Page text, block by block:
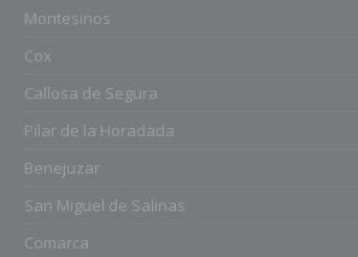
Montesinos
Cox
Callosa de Segura
Pilar de la Horadada
Benejuzar
San Miguel de Salinas
Comarca